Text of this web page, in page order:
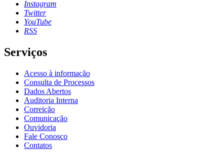
Instagram
Twitter
YouTube
RSS
Serviços
Acesso à informação
Consulta de Processos
Dados Abertos
Auditoria Interna
Correição
Comunicação
Ouvidoria
Fale Conosco
Contatos